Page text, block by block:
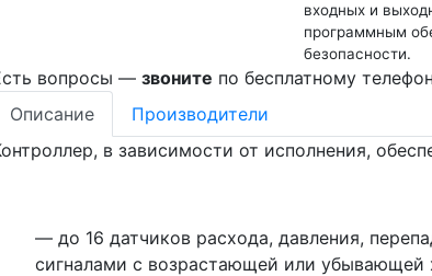
входных и
программным
безопасности.
вопросы — звоните по бесплатному
Описание
Производители
в зависимости от исполнения,
— до 16 датчиков расхода, давления,
сигналами с возрастающей или убывающей